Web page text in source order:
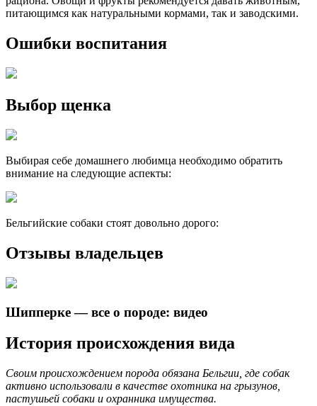
питающимся как натуральными кормами, так и заводскими.
Ошибки воспитания
Выбор щенка
Выбирая себе домашнего любимца необходимо обратить
внимание на следующие аспекты:
Бельгийские собаки стоят довольно дорого:
Отзывы владельцев
Шипперке — все о породе: видео
История происхождения вида
Своим происхождением порода обязана Бельгии, где собак
активно использовали в качестве охотника на грызунов,
пастушьей собаки и охранника имущества.